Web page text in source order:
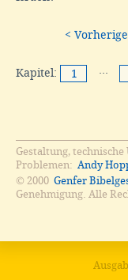
<
Kapitel: 1 ···
Gestaltung,
Problemen: Andy
© 2000 Genfer
Genehmigung. Alle